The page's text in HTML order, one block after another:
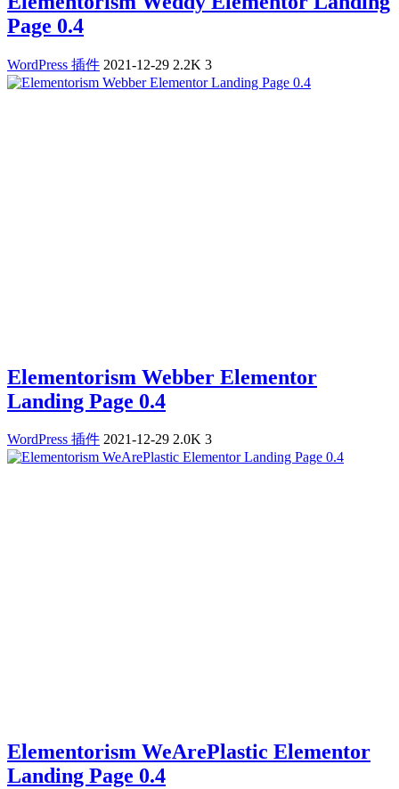
Page 0.4
WordPress 插件 2021-12-29 2.2K 3
Elementorism Webber Elementor
Landing Page 0.4
WordPress 插件 2021-12-29 2.0K 3
Elementorism WeArePlastic Elementor
Landing Page 0.4